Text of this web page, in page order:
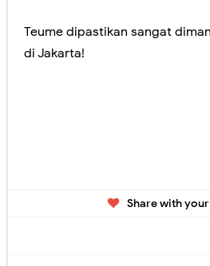
Teume dipastikan sangat
di Jakarta!
Share with